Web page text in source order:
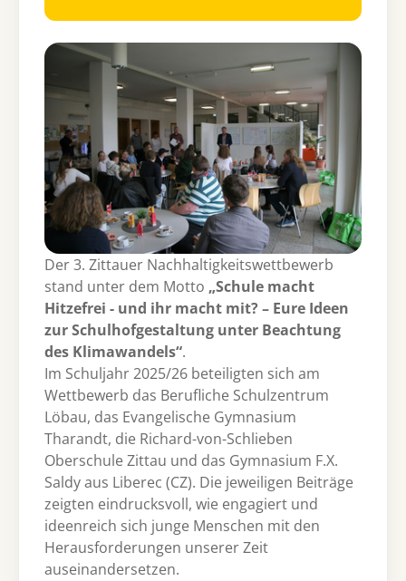
Der 3. Zittauer Nachhaltigkeitswettbewerb
stand unter dem Motto „Schule macht
Hitzefrei - und ihr macht mit? – Eure Ideen
zur Schulhofgestaltung unter Beachtung
des Klimawandels“.
Im Schuljahr 2025/26 beteiligten sich am
Wettbewerb das Berufliche Schulzentrum
Löbau, das Evangelische Gymnasium
Tharandt, die Richard-von-Schlieben
Oberschule Zittau und das Gymnasium F.X.
Saldy aus Liberec (CZ). Die jeweiligen Beiträge
zeigten eindrucksvoll, wie engagiert und
ideenreich sich junge Menschen mit den
Herausforderungen unserer Zeit
auseinandersetzen.